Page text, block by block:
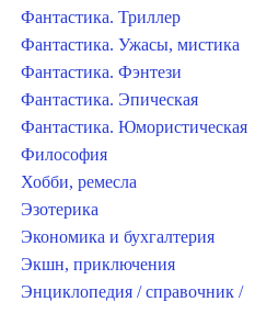
Фантастика. Триллер
Фантастика. Ужасы, мистика
Фантастика. Фэнтези
Фантастика. Эпическая
Фантастика. Юмористическая
Философия
Хобби, ремесла
Эзотерика
Экономика и бухгалтерия
Экшн, приключения
Энциклопедия / справочник /